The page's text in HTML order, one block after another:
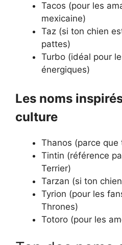
Tacos (pour les
mexicaine)
Taz (si ton chien
pattes)
Turbo (idéal pour
énergiques)
Les noms
culture
Thanos (parce
Tintin (référence
Terrier)
Tarzan (si ton
Tyrion (pour les
Thrones)
Totoro (pour les